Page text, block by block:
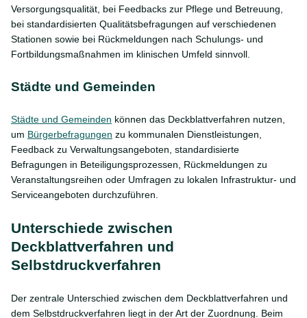
Versorgungsqualität, bei Feedbacks zur Pflege und Betreuung,
bei standardisierten Qualitätsbefragungen auf verschiedenen
Stationen sowie bei Rückmeldungen nach Schulungs- und
Fortbildungsmaßnahmen im klinischen Umfeld sinnvoll.
Städte und Gemeinden
Städte und Gemeinden können das Deckblattverfahren nutzen,
um Bürgerbefragungen zu kommunalen Dienstleistungen,
Feedback zu Verwaltungsangeboten, standardisierte
Befragungen in Beteiligungsprozessen, Rückmeldungen zu
Veranstaltungsreihen oder Umfragen zu lokalen Infrastruktur- und
Serviceangeboten durchzuführen.
Unterschiede zwischen
Deckblattverfahren und
Selbstdruckverfahren
Der zentrale Unterschied zwischen dem Deckblattverfahren und
dem Selbstdruckverfahren liegt in der Art der Zuordnung. Beim